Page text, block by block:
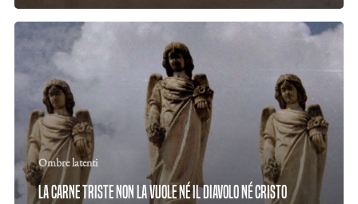
Ombre latenti
La carne triste non la vuole né il diavolo né Cristo